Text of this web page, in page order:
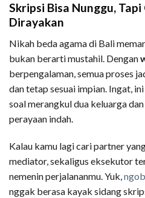
Skripsi Bisa Nunggu,
Dirayakan
Nikah beda agama di Bali
bukan berarti mustahil. Dengan
berpengalaman, semua proses
dan tetap sesuai impian. Ingat,
soal merangkul dua keluarga
perayaan indah.
Kalau kamu lagi cari partner
mediator, sekaligus eksekutor
nemenin perjalananmu. Yuk,
nggak berasa kayak sidang